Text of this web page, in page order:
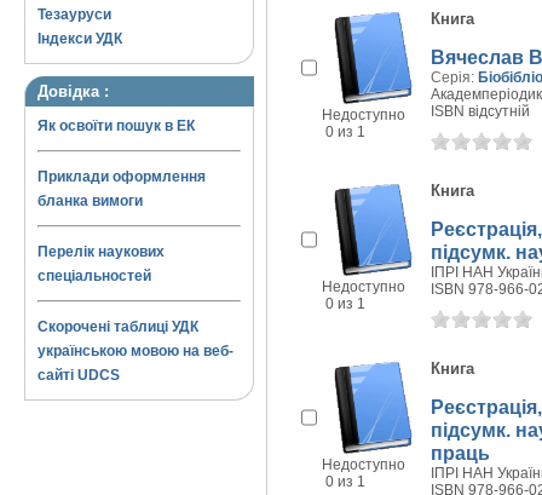
Тезауруси
Індекси УДК
Довідка :
Як освоїти пошук в ЕК
Приклади оформлення
бланка вимоги
Перелік наукових
спеціальностей
Скорочені таблиці УДК
українською мовою на веб-
сайті UDCS
Недоступно
0 из 1
Книга
Вячеслав
Серія:
ISBN відсутній
Недоступно
0 из 1
Книга
підсумк.
ІПРІ НАН
ISBN 978-966-
Недоступно
0 из 1
Книга
підсумк.
праць
ІПРІ НАН
ISBN 978-966-